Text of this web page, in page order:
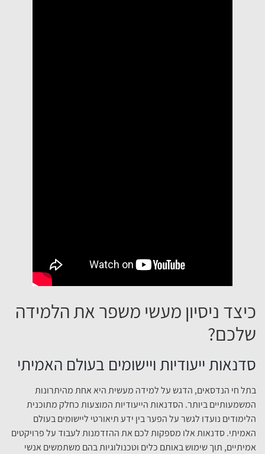
כיצד ניסיון מעשי משפר את הלמידה
שלכם?
סדנאות ייעודיות ויישומים בעולם האמיתי
בתל חי הנדסאים, הדגש על למידה מעשית היא אחת מהיתרונות
המשמעותיים ביותר. הסדנאות הייעודיות המוצעות כחלק מתוכנית
הלימודים נועדו לגשר על הפער בין ידע תיאורטי ליישומים בעולם
האמיתי. סדנאות אלו מספקות לכם את ההזדמנות לעבוד על פרויקטים
אמיתיים, תוך שימוש באותם כלים וטכנולוגיות בהם משתמשים אנשי